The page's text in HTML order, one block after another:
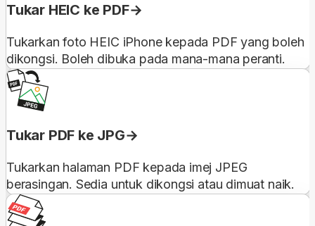
Tukar HEIC ke PDF
Tukarkan foto HEIC iPhone kepada PDF yang boleh
dikongsi. Boleh dibuka pada mana-mana peranti.
Tukar PDF ke JPG
Tukarkan halaman PDF kepada imej JPEG
berasingan. Sedia untuk dikongsi atau dimuat naik.